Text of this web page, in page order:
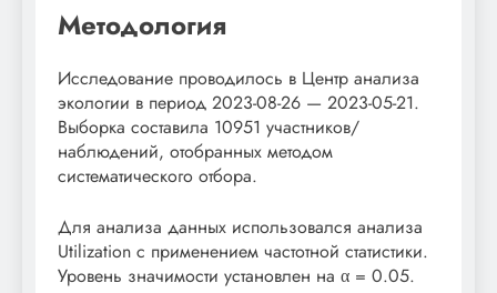
Методология
Исследование проводилось в Центр анализа
экологии в период 2023-08-26 — 2023-05-21.
Выборка составила 10951 участников/
наблюдений, отобранных методом
систематического отбора.
Для анализа данных использовался анализа
Utilization с применением частотной статистики.
Уровень значимости установлен на α = 0.05.